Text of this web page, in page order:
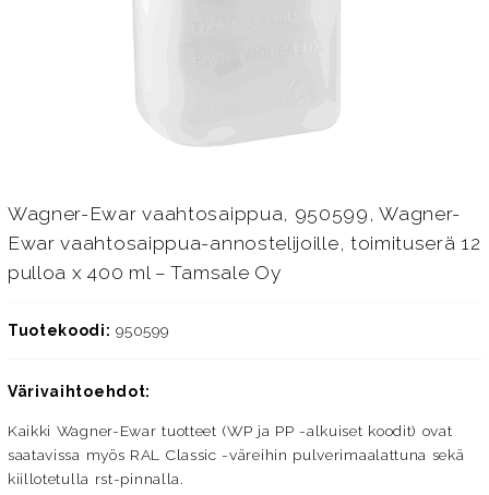
Wagner-Ewar vaahtosaippua, 950599, Wagner-
Ewar vaahtosaippua-annostelijoille, toimituserä 12
pulloa x 400 ml – Tamsale Oy
Tuotekoodi: 950599
Värivaihtoehdot:
Kaikki Wagner-Ewar tuotteet (WP ja PP -alkuiset koodit) ovat
saatavissa myös RAL Classic -väreihin pulverimaalattuna sekä
kiillotetulla rst-pinnalla.